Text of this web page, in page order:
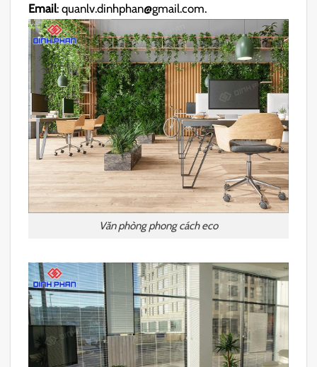
Email: quanlv.dinhphan@gmail.com.
Văn phòng phong cách eco